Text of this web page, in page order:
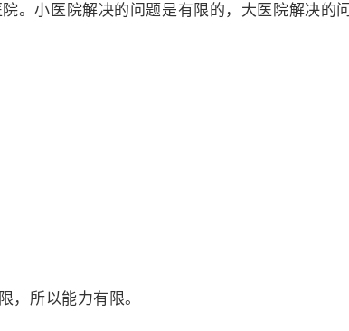
。小医院解决的问题是有限的，大医院解决的
所以能力有限。